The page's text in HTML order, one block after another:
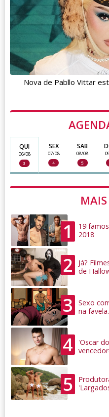
QUI
06/08
3
SEX
07/08
4
SAB
08/08
5
1
19
2018
2
Já?
de
3
Sexo
na
4
'Oscar
5
Nova de Pabllo Vittar